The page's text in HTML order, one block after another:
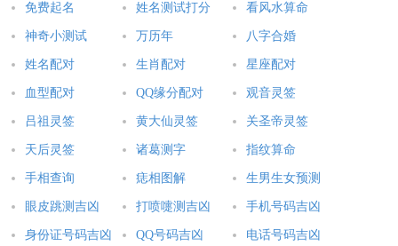
免费起名 姓名测试打分 看风水算命
神奇小测试 万历年 八字合婚
姓名配对 生肖配对 星座配对
血型配对 QQ缘分配对 观音灵签
吕祖灵签 黄大仙灵签 关圣帝灵签
天后灵签 诸葛测字 指纹算命
手相查询 痣相图解 生男生女预测
眼皮跳测吉凶 打喷嚏测吉凶 手机号码吉凶
身份证号码吉凶 QQ号码吉凶 电话号码吉凶